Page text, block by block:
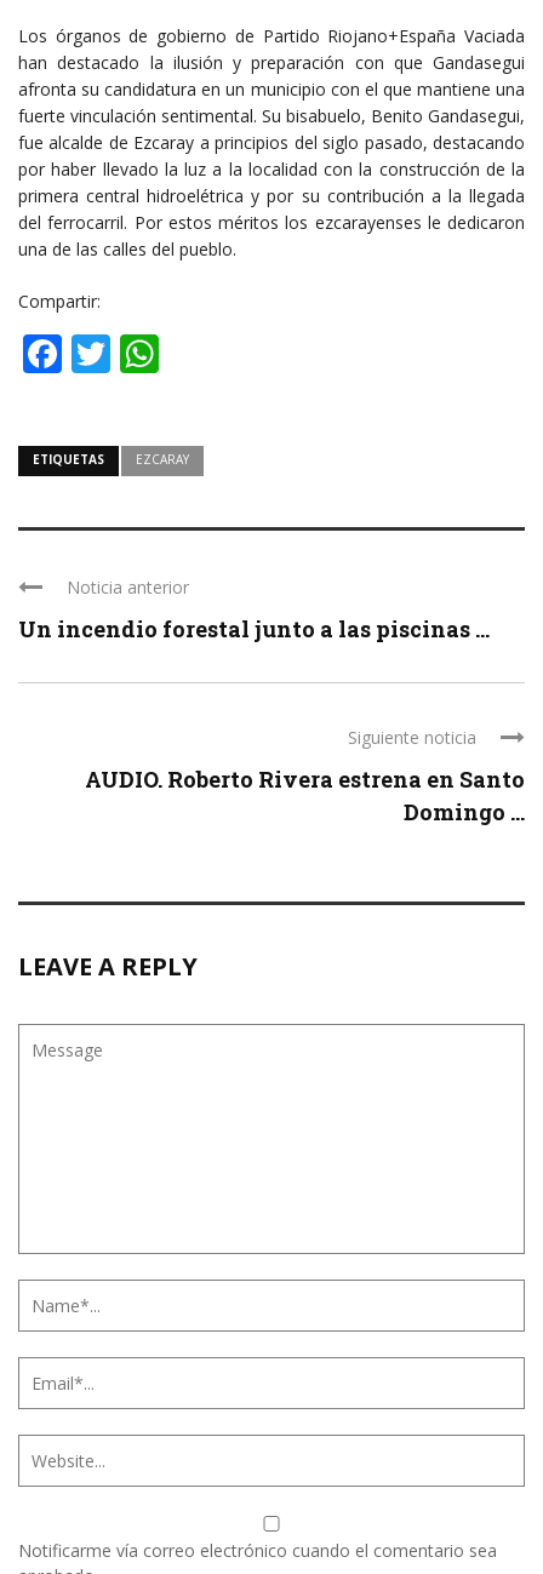
Los órganos de gobierno de Partido Riojano+España Vaciada
han destacado la ilusión y preparación con que Gandasegui
afronta su candidatura en un municipio con el que mantiene una
fuerte vinculación sentimental. Su bisabuelo, Benito Gandasegui,
fue alcalde de Ezcaray a principios del siglo pasado, destacando
por haber llevado la luz a la localidad con la construcción de la
primera central hidroelétrica y por su contribución a la llegada
del ferrocarril. Por estos méritos los ezcarayenses le dedicaron
una de las calles del pueblo.
Compartir:
Facebook
Twitter
ETIQUETAS EZCARAY
Noticia anterior
Un incendio forestal junto a las piscinas ...
Siguiente noticia
AUDIO. Roberto Rivera estrena en Santo
Domingo ...
LEAVE A REPLY
Notificarme vía correo electrónico cuando el comentario sea